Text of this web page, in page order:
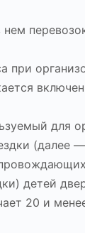
при
для
детей
20 и